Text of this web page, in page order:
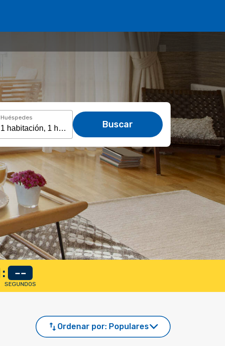
Huéspedes
Buscar
: --
SEGUNDOS
Ordenar por: Populares